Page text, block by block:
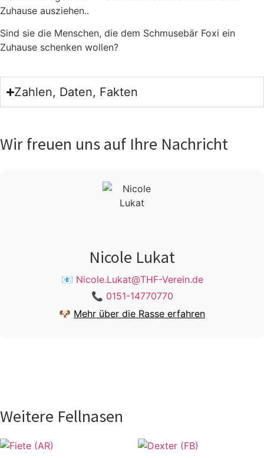
Zuhau­se aus­zie­hen..
Sind sie die Men­schen, die dem Schmu­se­bär Foxi ein
Zuhau­se schen­ken wol­len?
Zahlen, Daten, Fakten
Wir freuen uns auf Ihre Nachricht
Nicole Lukat
📧 Nicole.Lukat@THF-Verein.de
📞 0151-14770770
🐶 Mehr über die Rasse erfahren
Weitere Fellnasen